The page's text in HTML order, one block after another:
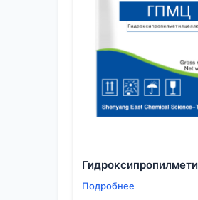
Подробнее